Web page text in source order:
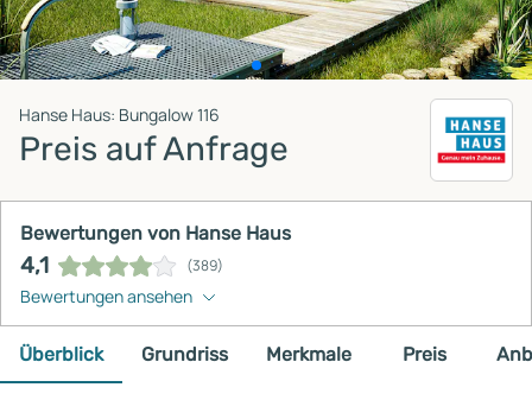
Hanse Haus: Bungalow 116
Preis auf Anfrage
Bewertungen von Hanse Haus
4,1 (389)
Bewertungen ansehen
Überblick Grundriss Merkmale Preis